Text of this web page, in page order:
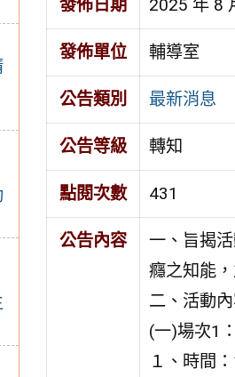
發佈日期 2025 年 8
發佈單位 輔導室
公告類別 最新消息
公告等級 轉知
點閱次數 431
公告內容
一、旨揭
癮之知能
二、活動內
(一)場次1：
１、時間